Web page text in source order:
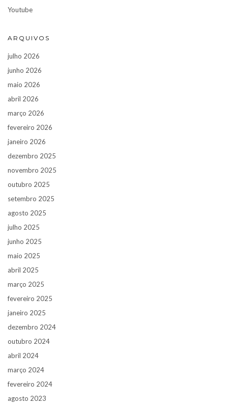
Youtube
ARQUIVOS
julho 2026
junho 2026
maio 2026
abril 2026
março 2026
fevereiro 2026
janeiro 2026
dezembro 2025
novembro 2025
outubro 2025
setembro 2025
agosto 2025
julho 2025
junho 2025
maio 2025
abril 2025
março 2025
fevereiro 2025
janeiro 2025
dezembro 2024
outubro 2024
abril 2024
março 2024
fevereiro 2024
agosto 2023